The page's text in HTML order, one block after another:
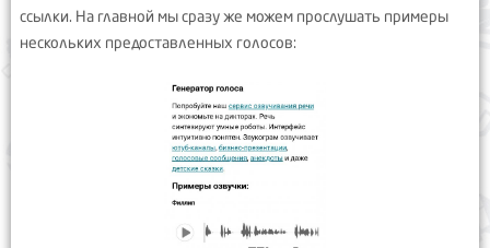
ссылки. На главной мы сразу же можем прослушать примеры
нескольких предоставленных голосов: